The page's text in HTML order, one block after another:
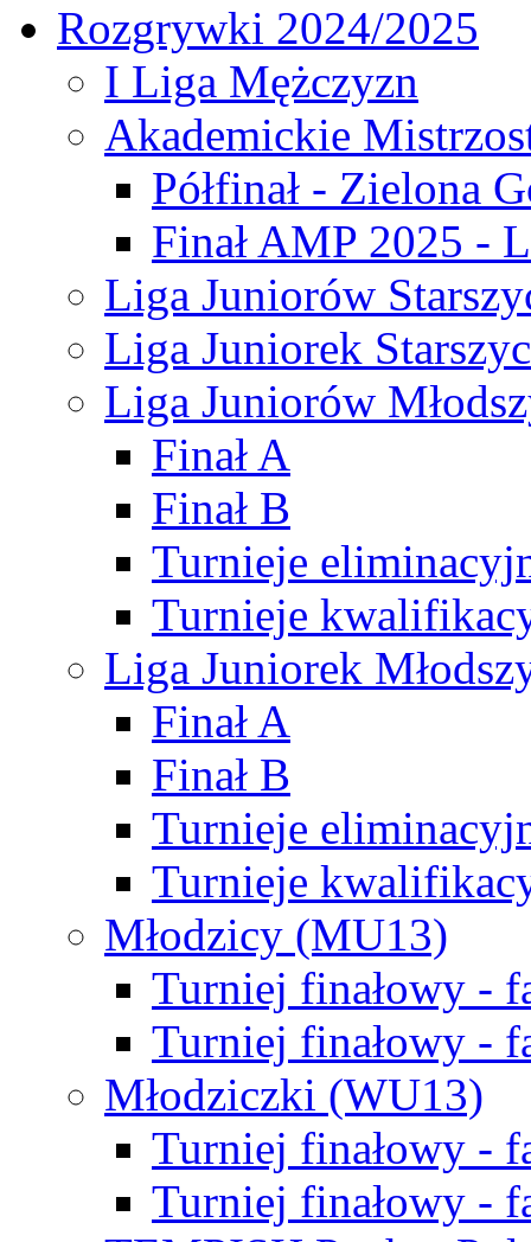
Rozgrywki 2024/2025
I Liga Mężczyzn
Akademickie
Półfinał - Zielona
Finał AMP 2025 -
Liga Juniorów
Liga Juniorek
Liga Juniorów
Finał A
Finał B
Turnieje
Turnieje
Liga Juniorek
Finał A
Finał B
Turnieje
Turnieje
Młodzicy (MU13)
Turniej finałowy -
Turniej finałowy -
Młodziczki (WU13)
Turniej finałowy -
Turniej finałowy -